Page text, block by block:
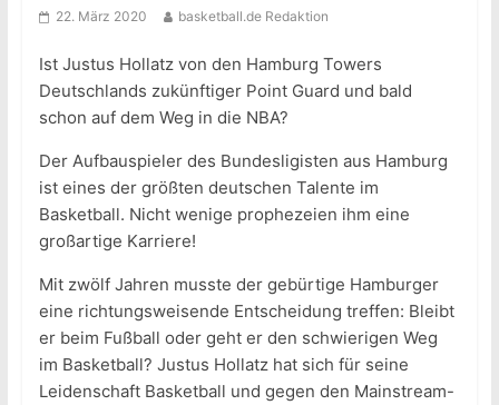
22. März 2020 basketball.de Redaktion
Ist Justus Hollatz von den Hamburg Towers
Deutschlands zukünftiger Point Guard und bald
schon auf dem Weg in die NBA?
Der Aufbauspieler des Bundesligisten aus Hamburg
ist eines der größten deutschen Talente im
Basketball. Nicht wenige prophezeien ihm eine
großartige Karriere!
Mit zwölf Jahren musste der gebürtige Hamburger
eine richtungsweisende Entscheidung treffen: Bleibt
er beim Fußball oder geht er den schwierigen Weg
im Basketball? Justus Hollatz hat sich für seine
Leidenschaft Basketball und gegen den Mainstream-